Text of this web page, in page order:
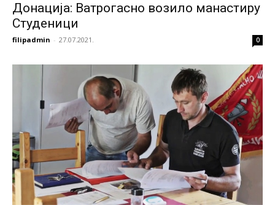
Донација: Ватрогасно возило манастиру
Студеници
filipadmin - 27.07.2021. 0